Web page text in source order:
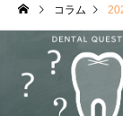
コラム